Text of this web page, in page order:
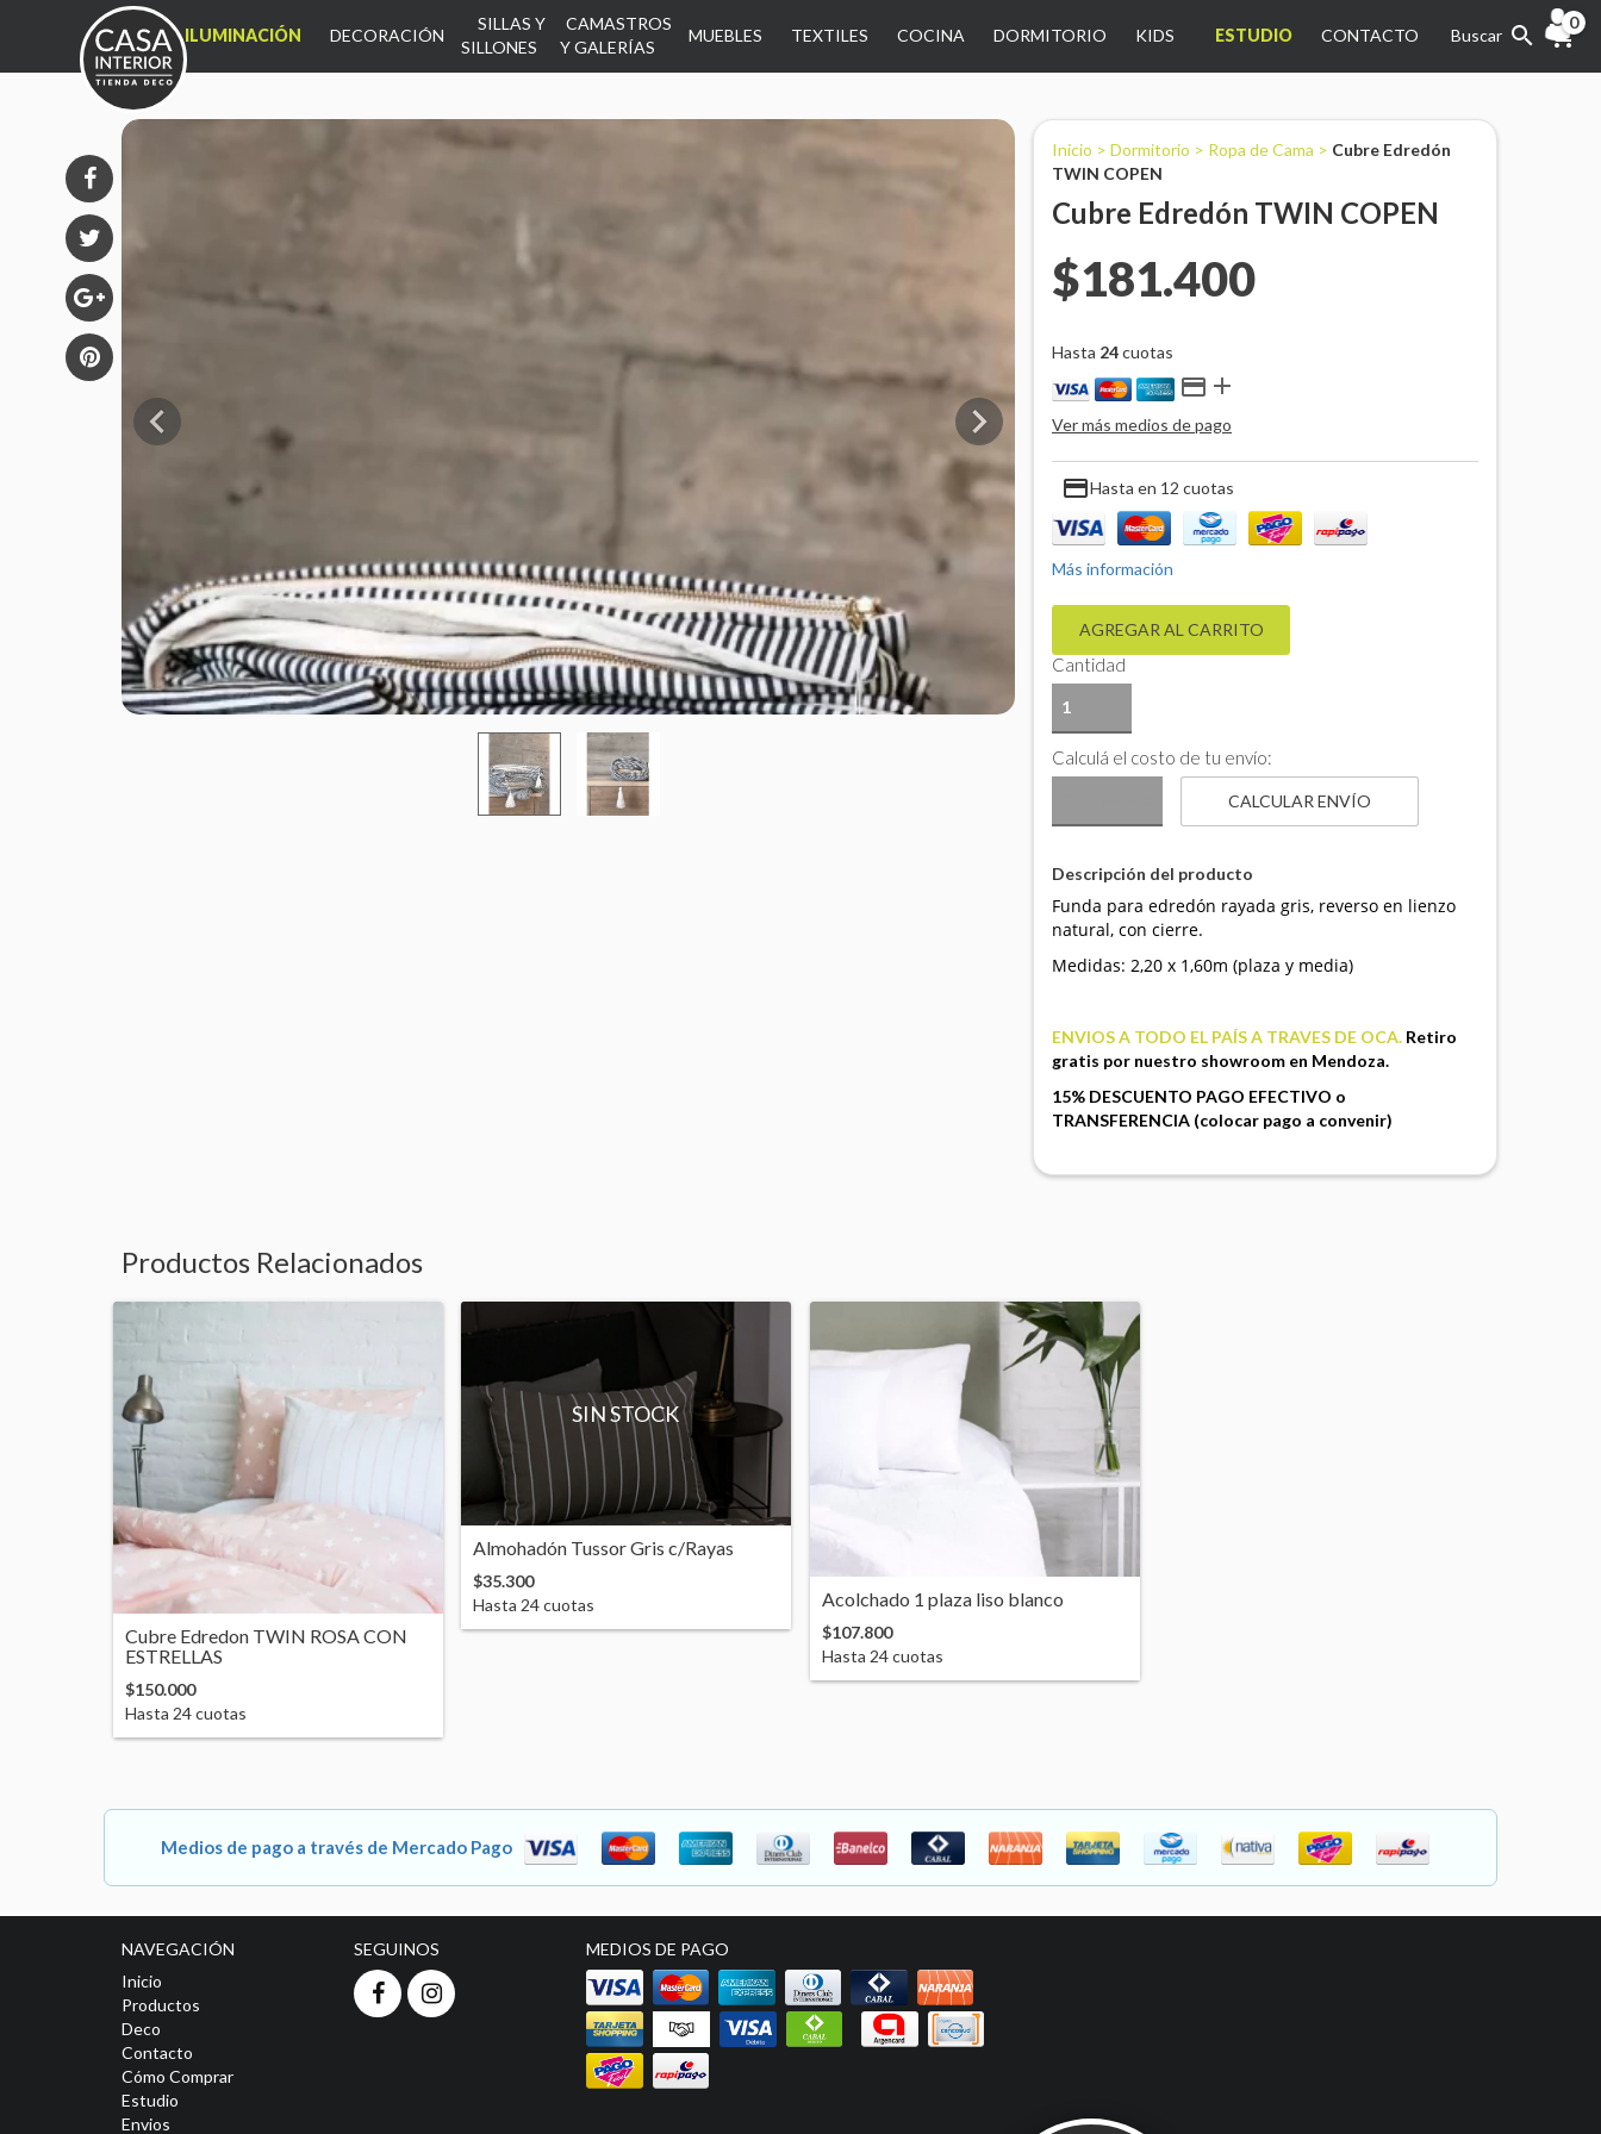
INICIO
PRODUCTOS
DECO
SILLONES
MUEBLES
ALMOHADONES
MESA
ALFOMBRAS
DORMITORIO
CÓMO COMPRAR
MEDIOS DE PAGO
CREAR CUENTA
INICIAR SESIÓN
INICIO ILUMINACIÓN DECORACIÓN
SILLAS Y
SILLONES
CAMASTROS
Y GALERÍAS
MUEBLES TEXTILES COCINA DORMITORIO KIDS ESTUDIO CONTACTO Buscar
0
 
Inicio > Dormitorio > Ropa de Cama > Cubre Edredón
TWIN COPEN
Cubre Edredón TWIN COPEN
$181.400
Hasta 24cuotas
 
Ver más medios de pago
paymentHasta en 12 cuotas
Más información
Cantidad
Calculá el costo de tu envío:
CALCULAR ENVÍO
Descripción del producto
Funda para edredón rayada gris, reverso en lienzo
natural, con cierre.
Medidas: 2,20 x 1,60m (plaza y media)
ENVIOS A TODO EL PAÍS A TRAVES DE OCA. Retiro
gratis por nuestro showroom en Mendoza.
15% DESCUENTO PAGO EFECTIVO o
TRANSFERENCIA (colocar pago a convenir)
Productos Relacionados
Cubre Edredon TWIN ROSA CON
ESTRELLAS
$150.000
Hasta 24cuotas
SIN STOCK
Almohadón Tussor Gris c/Rayas
$35.300
Hasta 24cuotas Acolchado 1 plaza liso blanco
$107.800
Hasta 24cuotas
Medios de pago a través de Mercado Pago
NAVEGACIÓN
Inicio
Productos
Deco
Contacto
Cómo Comprar
Estudio
Envios
SEGUINOS MEDIOS DE PAGO